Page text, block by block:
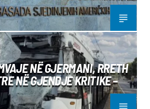
NË GJERMANI, RRETH
NË GJENDJE KRITIKE –